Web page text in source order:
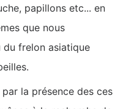
papillons etc... en
que nous
du frelon asiatique
la présence des ces